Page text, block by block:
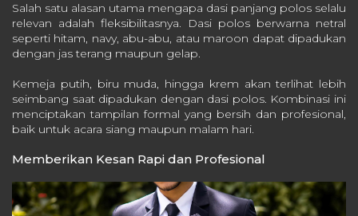
Salah satu alasan utama mengapa dasi panjang polos selalu
relevan adalah fleksibilitasnya. Dasi polos berwarna netral
seperti hitam, navy, abu-abu, atau maroon dapat dipadukan
dengan jas terang maupun gelap.
Kemeja putih, biru muda, hingga krem akan terlihat lebih
seimbang saat dipadukan dengan dasi polos. Kombinasi ini
menciptakan tampilan formal yang bersih dan profesional,
baik untuk acara siang maupun malam hari.
Memberikan Kesan Rapi dan Profesional